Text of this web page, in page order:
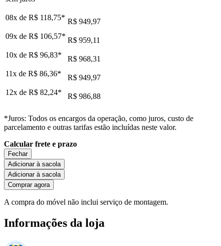
08x de R$ 118,75* R$ 949,97
09x de R$ 106,57* R$ 959,11
10x de R$ 96,83*
R$ 968,31
11x de R$ 86,36*
R$ 949,97
12x de R$ 82,24* R$ 986,88
*Juros: Todos os encargos da operação, como juros, custo de
parcelamento e outras tarifas estão incluídas neste valor.
Calcular frete e prazo
Fechar
Adicionar à sacola
Adicionar à sacola
Comprar agora
A compra do móvel não inclui serviço de montagem.
Informações da loja